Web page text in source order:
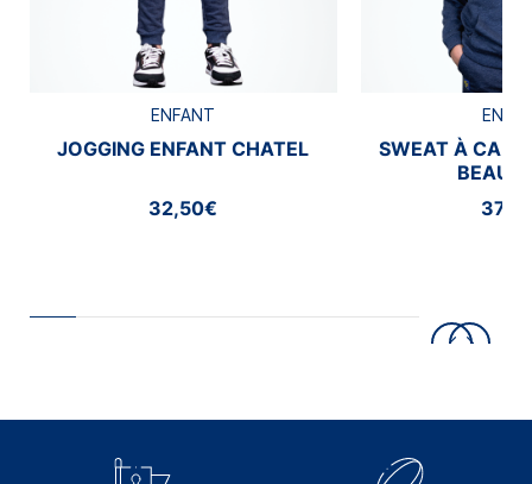
ENFANT
JOGGING ENFANT CHATEL
32,50€
SWEAT À